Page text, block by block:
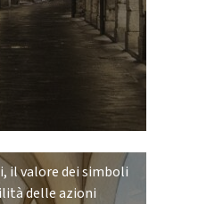
il valore dei simboli
delle azioni